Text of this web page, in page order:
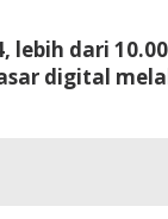
lebih dari
digital